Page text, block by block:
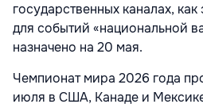
государственных каналах,
для событий «национальной
назначено на 20 мая.
Чемпионат мира 2026 года
июля в США, Канаде и